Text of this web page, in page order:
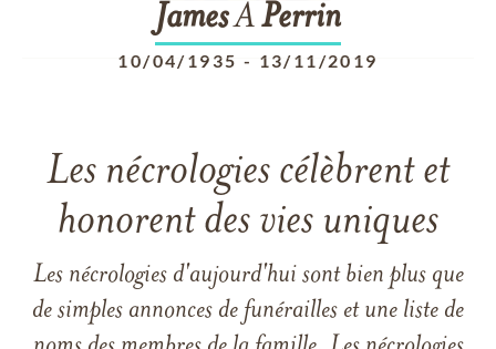
JamesAPerrin
10/04/1935 - 13/11/2019
Les nécrologies célèbrent et
honorent des vies uniques
Les nécrologies d'aujourd'hui sont bien plus que
de simples annonces de funérailles et une liste de